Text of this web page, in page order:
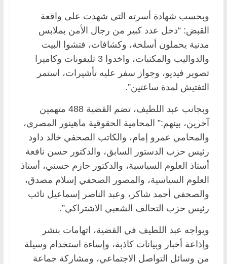
وبحسب شهادة أسرته التي شهدت على واقعة
القبض: “دخل عدد كبير من رجال الأمن بملابس
مدنية يحملون أسلحة، وكشافات، فتشوا البيت
والدواليب والمكتبات، واخدوا 3 تليفونات وكاميرا
تصوير فيديو، وجواز سفر عليه تأشيرات، استمر
التفتيش لمدة ساعتين”.
وبجانب عبد اللطيف، تضم القضية 488 متهمين
آخرين، بينهم:” المحامية الحقوقية ماهينور المصري،
والمحامي عمرو إمام، والكاتب الصحفي خالد داود
رئيس حزب الدستور السابق، والدكتور حسن نافعة
أستاذ العلوم السياسية، والدكتور حازم حسني، أستاذ
العلوم السياسية، والمصور الصحفي إسلام مصدق،
والصحفي أحمد شاكر، وعبد الناصر إسماعيل نائب
رئيس حزب التحالف الشعبي الاشتراكي”.
ويواجه عبد اللطيف في القضية، اتهامات بنشر
وإذاعة أخبار وبيانات كاذبة، وإساءة استخدام وسيلة
من وسائل التواصل الاجتماعي، ومشاركة جماعة